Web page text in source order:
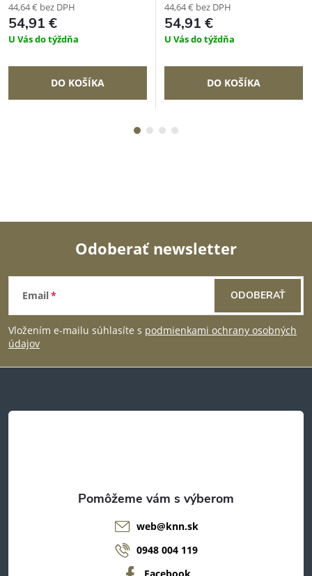
44,64 € bez DPH
54,91 €
U Vás do týždňa
DO KOŠÍKA
44,64 € bez DPH
54,91 €
U Vás do týždňa
DO KOŠÍKA
Z
á
p
t
Odoberať newsletter
Email
Vložením e-mailu súhlasíte s podmienkami ochrany osobných
údajov
ODOBERAŤ
web@knn.sk
0948 004 119